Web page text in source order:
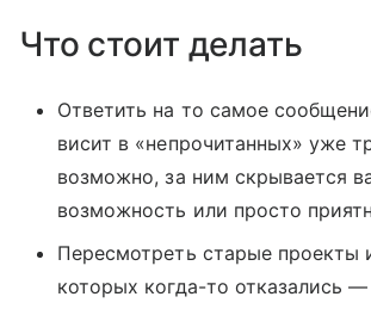
Что стоит делать
Ответить на то самое
висит в «непрочитанных» уже
возможно, за ним скрывается
возможность или просто
Пересмотреть старые проекты
которых когда-то отказались